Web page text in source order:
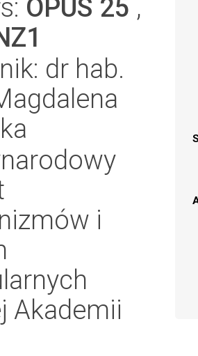
OPUS 25 ,
dr hab.
i
Akademii